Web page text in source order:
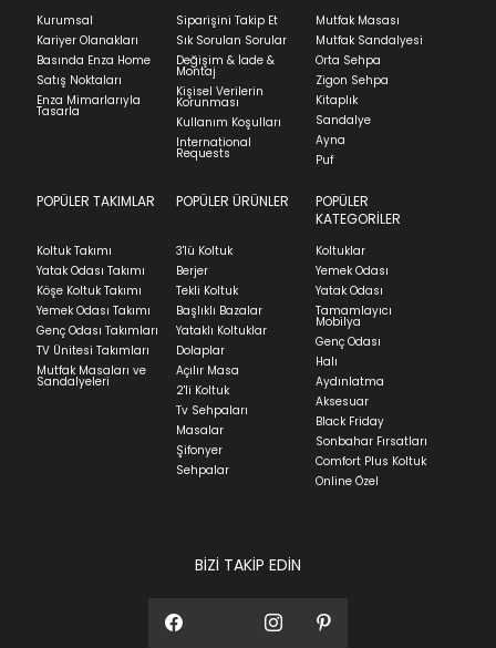
Stock moves super-fast. This look-up is an
indication of where stock might be available but
we can't guarantee it'll be there for long.
Ürünü iade etmek için, orijinal kutusuyla ve
faturasıyla birlikte göndermelisiniz.
İadenizin kabul edilmesi için, ürünün hasar
görmemiş, kurulumunun yapılmamış ve
kullanılmamış olması gerekmektedir.
İade ve Değişim bölümünü ziyaret ediniz.
Teslimat
Ev tekstili siparişlerinizin kargoya verilme süresi
ortalama 5-24 iş günüdür.
Yatak siparişlerinizin teslim süresi yaşadığınız şehre
ve ürünün stok durumuna göre ortalama 5-24 iş
günüdür.
Panel ve Döşeme grubu ürün siparişlerinizin teslim
süresi yaşadığınız şehre ve ürünün stok durumuna
göre ortalama 30-45 iş günüdür.
Siparişlerim bölümünden sürecinizi takip edebilirsiniz.
Sıkça Sorulan Sorularbölümünü ziyaret
Kapat
Kurumsal
Kariyer Olanakları
Basında Enza Home
Satış Noktaları
Enza Mimarlarıyla
Tasarla
Siparişini Takip Et
Sık Sorulan Sorular
Değişim & İade &
Montaj
Kişisel Verilerin
Korunması
Kullanım Koşulları
International
Requests
Mutfak Masası
Mutfak Sandalyesi
Orta Sehpa
Zigon Sehpa
Kitaplık
Sandalye
Ayna
Puf
POPÜLER TAKIMLAR
Koltuk Takımı
Yatak Odası Takımı
Köşe Koltuk Takımı
Yemek Odası Takımı
Genç Odası Takımları
TV Ünitesi Takımları
Mutfak Masaları ve
Sandalyeleri
POPÜLER ÜRÜNLER
3'lü Koltuk
Berjer
Tekli Koltuk
Başlıklı Bazalar
Yataklı Koltuklar
Dolaplar
Açılır Masa
2'li Koltuk
Tv Sehpaları
Masalar
Şifonyer
Sehpalar
POPÜLER
KATEGORİLER
Koltuklar
Yemek Odası
Yatak Odası
Tamamlayıcı
Mobilya
Genç Odası
Halı
Aydınlatma
Aksesuar
Black Friday
Sonbahar Fırsatları
Comfort Plus Koltuk
Online Özel
BİZİ TAKİP EDİN